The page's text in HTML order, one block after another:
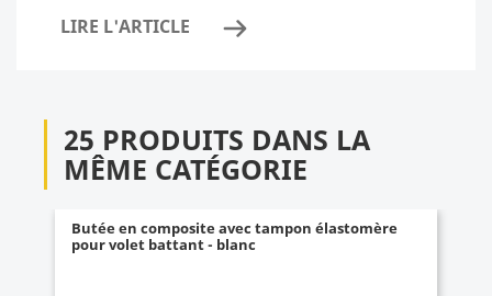
LIRE L'ARTICLE
25 PRODUITS DANS LA
MÊME CATÉGORIE
Butée en composite avec tampon élastomère
pour volet battant - blanc